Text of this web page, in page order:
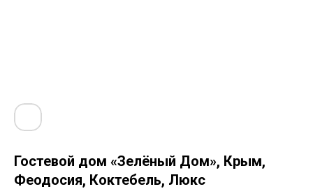
Гостевой дом «Зелёный Дом», Крым,
Феодосия, Коктебель, Люкс